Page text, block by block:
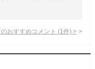
おすすめコメント (1 件) >